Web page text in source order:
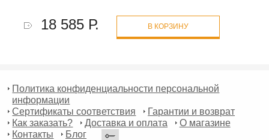
18 585 Р. В КОРЗИНУ
Политика конфиденциальности персональной
информации
Сертификаты соответствия
Гарантии и возврат
Как заказать?
Доставка и оплата
О магазине
Контакты
Блог